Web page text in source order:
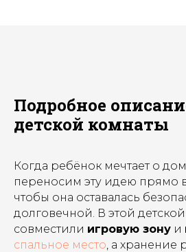
Подробное
детской комнаты
Когда ребёнок мечтает о
переносим эту идею прямо
чтобы она оставалась
долговечной. В этой
совместили игровую зону и
спальное место, а хранение